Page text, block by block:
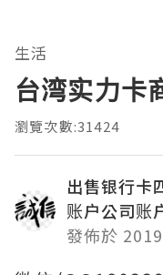
生活
台湾实力卡
瀏覽次數:31424
出售银行卡
账户公司账
發佈於